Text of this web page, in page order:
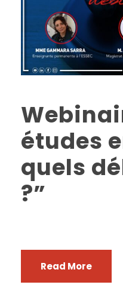
études
quels
?”
Read More